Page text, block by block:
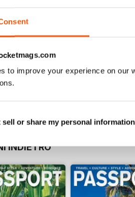
to improve your experience on our
sell or share my personal information
I
INDIETRO